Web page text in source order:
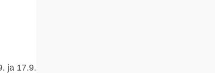
ja 17.9. /